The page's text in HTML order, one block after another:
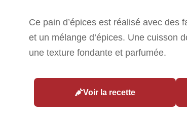
Ce pain d’épices est réalisé avec des
et un mélange d’épices. Une cuisson
une texture fondante et parfumée.
Voir la recette